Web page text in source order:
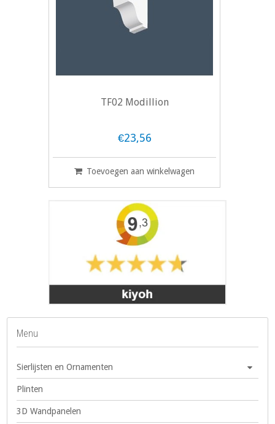
TF02 Modillion
€23,56
Toevoegen aan winkelwagen
Menu
Sierlijsten en Ornamenten
Plinten
3D Wandpanelen